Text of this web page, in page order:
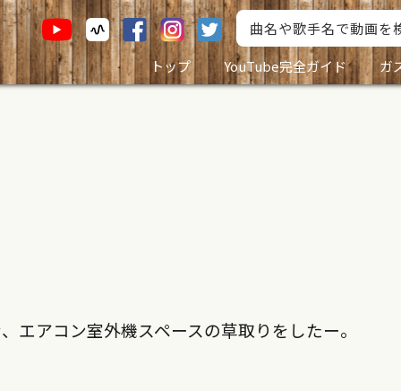
トップ YouTube完全ガイド ガ
アコン室外機スペースの草取りをしたー。